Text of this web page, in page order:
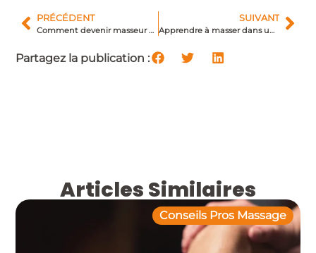
PRÉCÉDENT
Comment devenir masseur à Marseille ?
SUIVANT
Apprendre à masser dans une école de massage
Partagez la publication :
Articles Similaires
Conseils Pros Massage